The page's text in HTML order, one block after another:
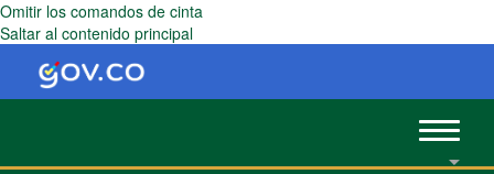
Omitir los comandos de cinta
Saltar al contenido principal
Toggle